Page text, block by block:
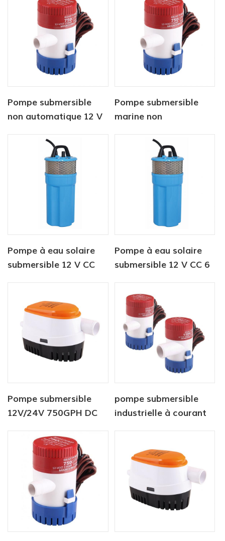
Pompe submersible
non automatique 12 V
Pompe submersible
marine non
Pompe à eau solaire
submersible 12 V CC
Pompe à eau solaire
submersible 12 V CC 6
alimentation en eau
animale
Pompe submersible
12V/24V 750GPH DC
automatique
pompe submersible
industrielle à courant